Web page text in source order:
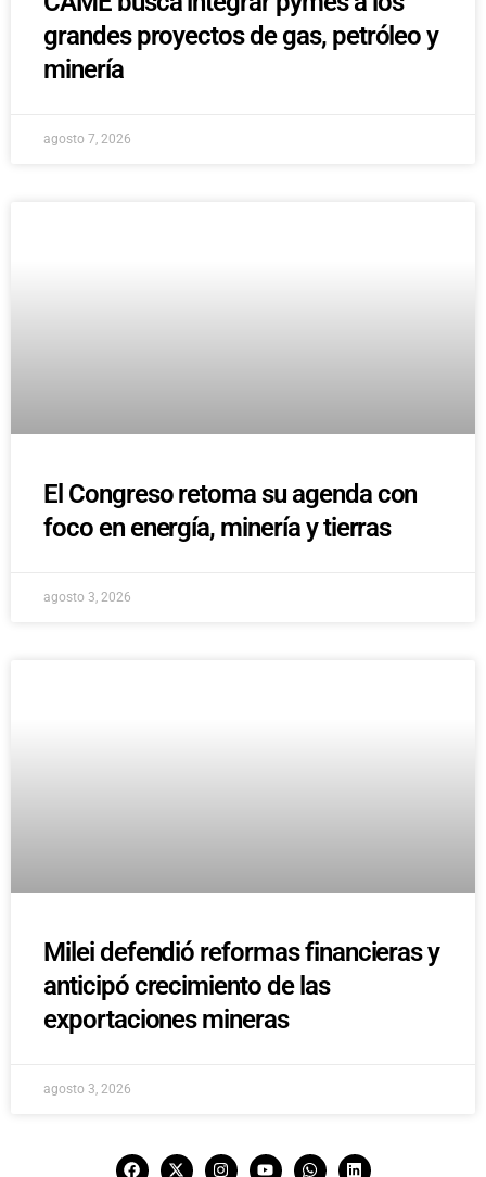
grandes proyectos de gas, petróleo y
minería
agosto 7, 2026
El Congreso retoma su agenda con
foco en energía, minería y tierras
agosto 3, 2026
Milei defendió reformas financieras y
anticipó crecimiento de las
exportaciones mineras
agosto 3, 2026